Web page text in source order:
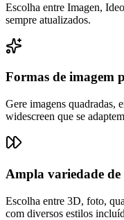
Escolha entre Imagen,
sempre atualizados.
Formas de imagem
Gere imagens quadradas,
widescreen que se
Ampla variedade de
Escolha entre 3D, foto,
com diversos estilos